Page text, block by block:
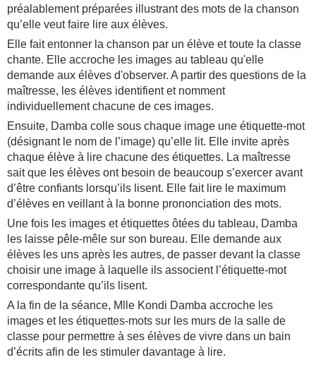
préalablement préparées illustrant des mots de la chanson
qu’elle veut faire lire aux élèves.
Elle fait entonner la chanson par un élève et toute la classe
chante. Elle accroche les images au tableau qu'elle
demande aux élèves d'observer. A partir des questions de la
maîtresse, les élèves identifient et nomment
individuellement chacune de ces images.
Ensuite, Damba colle sous chaque image une étiquette-mot
(désignant le nom de l’image) qu’elle lit. Elle invite après
chaque élève à lire chacune des étiquettes. La maîtresse
sait que les élèves ont besoin de beaucoup s’exercer avant
d’être confiants lorsqu’ils lisent. Elle fait lire le maximum
d’élèves en veillant à la bonne prononciation des mots.
Une fois les images et étiquettes ôtées du tableau, Damba
les laisse pêle-mêle sur son bureau. Elle demande aux
élèves les uns après les autres, de passer devant la classe
choisir une image à laquelle ils associent l’étiquette-mot
correspondante qu’ils lisent.
A la fin de la séance, Mlle Kondi Damba accroche les
images et les étiquettes-mots sur les murs de la salle de
classe pour permettre à ses élèves de vivre dans un bain
d’écrits afin de les stimuler davantage à lire.